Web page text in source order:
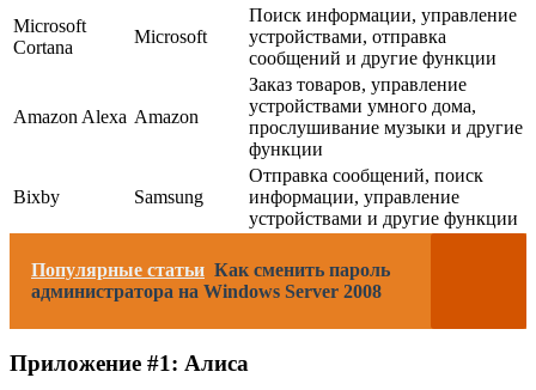
Microsoft
Cortana
Microsoft
Поиск информации, управление
устройствами, отправка
сообщений и другие функции
Amazon Alexa Amazon
Заказ товаров, управление
устройствами умного дома,
прослушивание музыки и другие
функции
Bixby Samsung
Отправка сообщений, поиск
информации, управление
устройствами и другие функции
Популярные статьи Как сменить пароль
администратора на Windows Server 2008
Приложение #1: Алиса